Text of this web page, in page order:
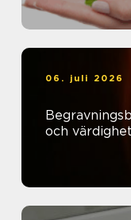
06. juli 2026
Begravningsbyrå
och